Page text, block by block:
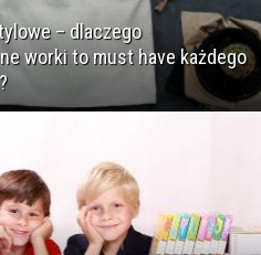
– dlaczego
worki to must have każdego